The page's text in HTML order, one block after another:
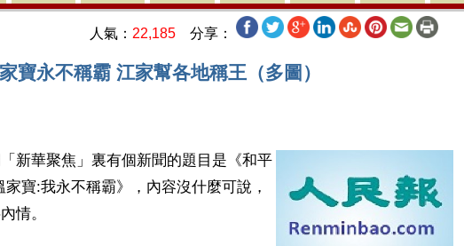
人氣： 22,185 分享：
寶永不稱霸 江家幫各地稱王（多圖）
「新華聚焦」裏有個新聞的題目是《和平
寶:我永不稱霸》，內容沒什麼可說，
情。